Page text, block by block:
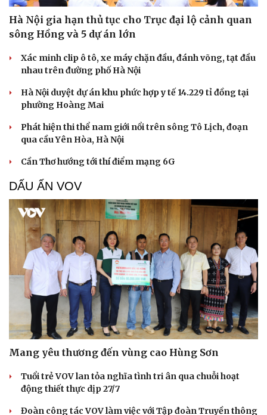
Hà Nội gia hạn thủ tục cho Trục đại lộ cảnh quan
sông Hồng và 5 dự án lớn
Xác minh clip ô tô, xe máy chặn đầu, đánh võng, tạt đầu
nhau trên đường phố Hà Nội
Hà Nội duyệt dự án khu phức hợp y tế 14.229 tỉ đồng tại
phường Hoàng Mai
Phát hiện thi thể nam giới nổi trên sông Tô Lịch, đoạn
qua cầu Yên Hòa, Hà Nội
Cần Thơ hướng tới thí điểm mạng 6G
DẤU ẤN VOV
Mang yêu thương đến vùng cao Hùng Sơn
Tuổi trẻ VOV lan tỏa nghĩa tình tri ân qua chuỗi hoạt
động thiết thực dịp 27/7
Đoàn công tác VOV làm việc với Tập đoàn Truyền thông